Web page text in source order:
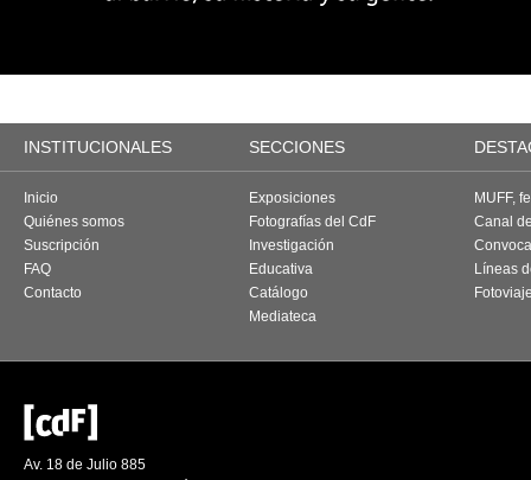
INSTITUCIONALES SECCIONES
Inicio
Quiénes somos
Suscripción
FAQ
Contacto
Exposiciones
Fotografías del CdF
Investigación
Educativa
Catálogo
Mediateca
MUFF,
Canal
Líneas
Av. 18 de Julio 885